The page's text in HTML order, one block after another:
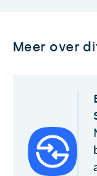
Meer over